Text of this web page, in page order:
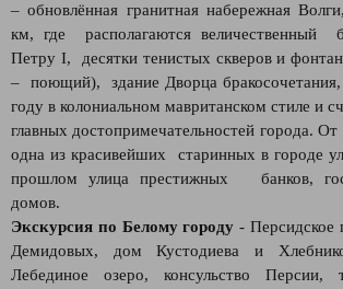
– обновлённая гранитная набережная
км, где располагаются величественный
Петру I, десятки тенистых скверов и
– поющий), здание Дворца бракосочетания,
году в колониальном мавританском стиле и
главных достопримечательностей города.
одна из красивейших старинных в городе
прошлом улица престижных банков,
домов.
Экскурсия по Белому городу - Персидское
Демидовых, дом Кустодиева и
Лебединое озеро, консульство Персии,